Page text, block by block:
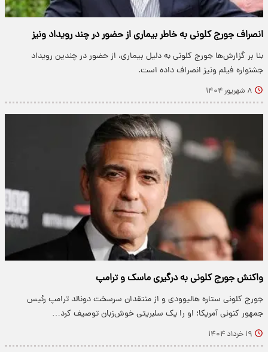
انصراف جورج کلونی به خاطر بیماری از حضور در چند رویداد ونیز
بنا بر گزارش‌ها جورج کلونی به دلیل بیماری، از حضور در چندین رویداد
جشنواره فیلم ونیز انصراف داده است.
۸ شهریور ۱۴۰۴
واکنش جورج کلونی به درگیری ماسک و ترامپ
جورج کلونی ستاره هالیوودی و از منتقدان سرسخت دونالد ترامپ رئیس
جمهور کنونی آمریکا؛ او را یک سلبریتی خوش‌زبان توصیف کرد…
۱۹ خرداد ۱۴۰۴